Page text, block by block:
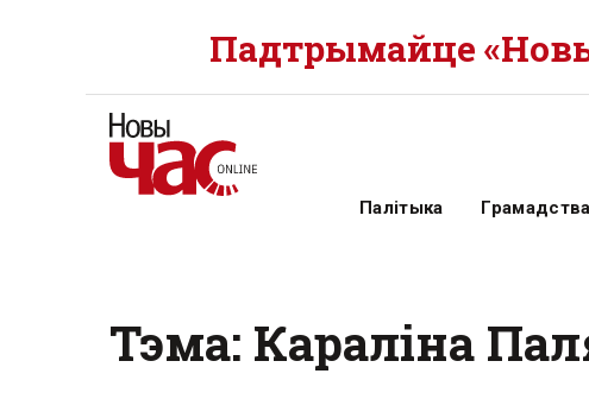
Падтрымайце
Палітыка Грамадства
Тэма: Караліна